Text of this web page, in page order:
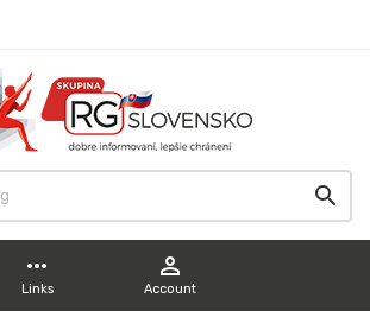

more_horiz
Links

Account